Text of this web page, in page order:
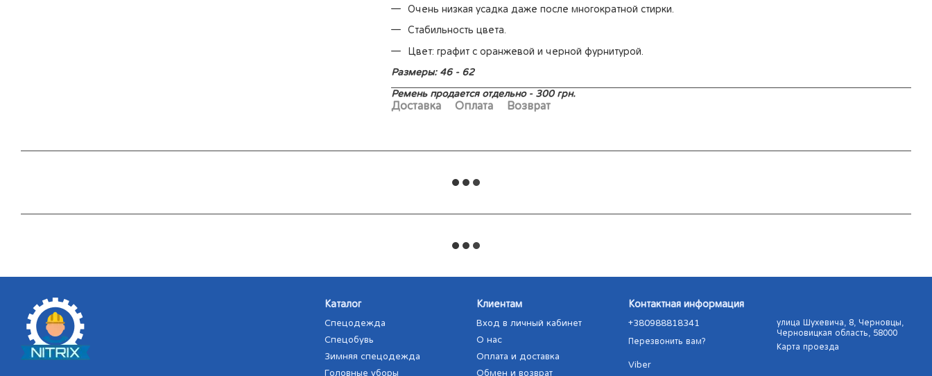
Очень низкая усадка даже после многократной стирки.
Стабильность цвета.
Цвет: графит с оранжевой и черной фурнитурой.
Размеры: 46 - 62
Ремень продается отдельно - 300 грн.
Доставка Оплата Возврат
Каталог
Спецодежда
Спецобувь
Зимняя спецодежда
Головные уборы
Клиентам
Вход в личный кабинет
О нас
Оплата и доставка
Обмен и возврат
Контактная информация
+380988818341
Перезвонить вам?
Viber
улица Шухевича, 8, Черновцы,
Черновицкая область, 58000
Карта проезда